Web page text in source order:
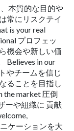
本質的な目的や
常にリスクテイ
is your real
プロフェッ
機会や新しい価
Believes in our
やチームを信じ
ることを目指し
the market 圧倒
ーや組織に 貢献
ケーションを大